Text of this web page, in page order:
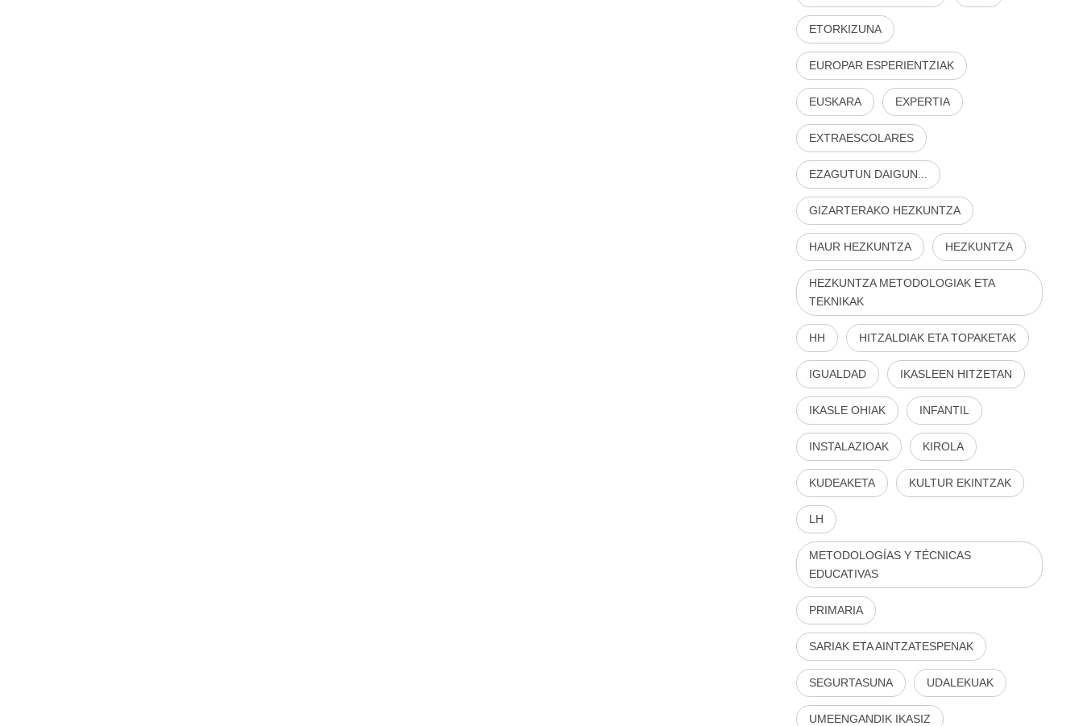
ETORKIZUNA
EUROPAR ESPERIENTZIAK
EUSKARA EXPERTIA
EXTRAESCOLARES
EZAGUTUN DAIGUN...
GIZARTERAKO HEZKUNTZA
HAUR HEZKUNTZA HEZKUNTZA
HEZKUNTZA METODOLOGIAK ETA
TEKNIKAK
HH HITZALDIAK ETA TOPAKETAK
IGUALDAD IKASLEEN HITZETAN
IKASLE OHIAK INFANTIL
INSTALAZIOAK KIROLA
KUDEAKETA KULTUR EKINTZAK
LH
METODOLOGÍAS Y TÉCNICAS
EDUCATIVAS
PRIMARIA
SARIAK ETA AINTZATESPENAK
SEGURTASUNA UDALEKUAK
UMEENGANDIK IKASIZ